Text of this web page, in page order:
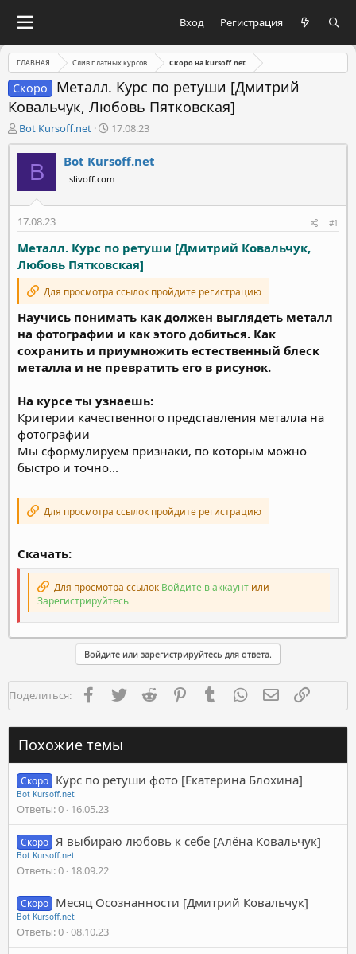
Вход Регистрация
ГЛАВНАЯ Слив платных курсов Скоро на kursoff.net
Скоро
Металл. Курс по ретуши [Дмитрий
Ковальчук, Любовь Пятковская]
А
в
т
м
ы
Bot Kursoff.net
Д
а
т
а
н
а
а
17.08.23
B Bot Kursoff.net
slivoff.com
17.08.23 #1
Металл. Курс по ретуши [Дмитрий Ковальчук,
Любовь Пятковская]
Для просмотра ссылок пройдите регистрацию
Научись понимать как должен выглядеть металл
на фотографии и как этого добиться. Как
сохранить и приумножить естественный блеск
металла и не превратить его в рисунок.
На курсе ты узнаешь:
Критерии качественного представления металла на
фотографии
Мы сформулируем признаки, по которым можно
быстро и точно...
Для просмотра ссылок пройдите регистрацию
Скачать:
Для просмотра ссылок Войдите в аккаунт или
Зарегистрируйтесь
Войдите или зарегистрируйтесь для ответа.
Поделиться: FacebookTwitter Reddit PinterestTumblr WhatsAppЭлектронная
Похожие темы
Скоро Курс по ретуши фото [Екатерина Блохина]
Bot Kursoff.net
Ответы 0 16.05.23
Скоро Я выбираю любовь к себе [Алёна Ковальчук]
Bot Kursoff.net
Ответы 0 18.09.22
Скоро Месяц Осознанности [Дмитрий Ковальчук]
Bot Kursoff.net
Ответы 0 08.10.23